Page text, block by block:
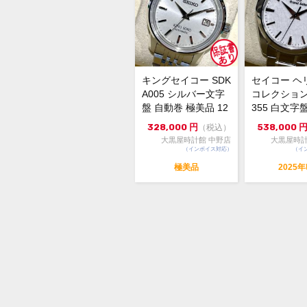
キングセイコー SDK
A005 シルバー文字
盤 自動巻 極美品 12
152864
328,000 円 （税込）
大黒屋時計館 中野店
（インボイス対応）
極美品
セイコー ヘ
コレクショ
355 白文字
ツ 極美品
538,000
大黒屋時
（イ
2025年